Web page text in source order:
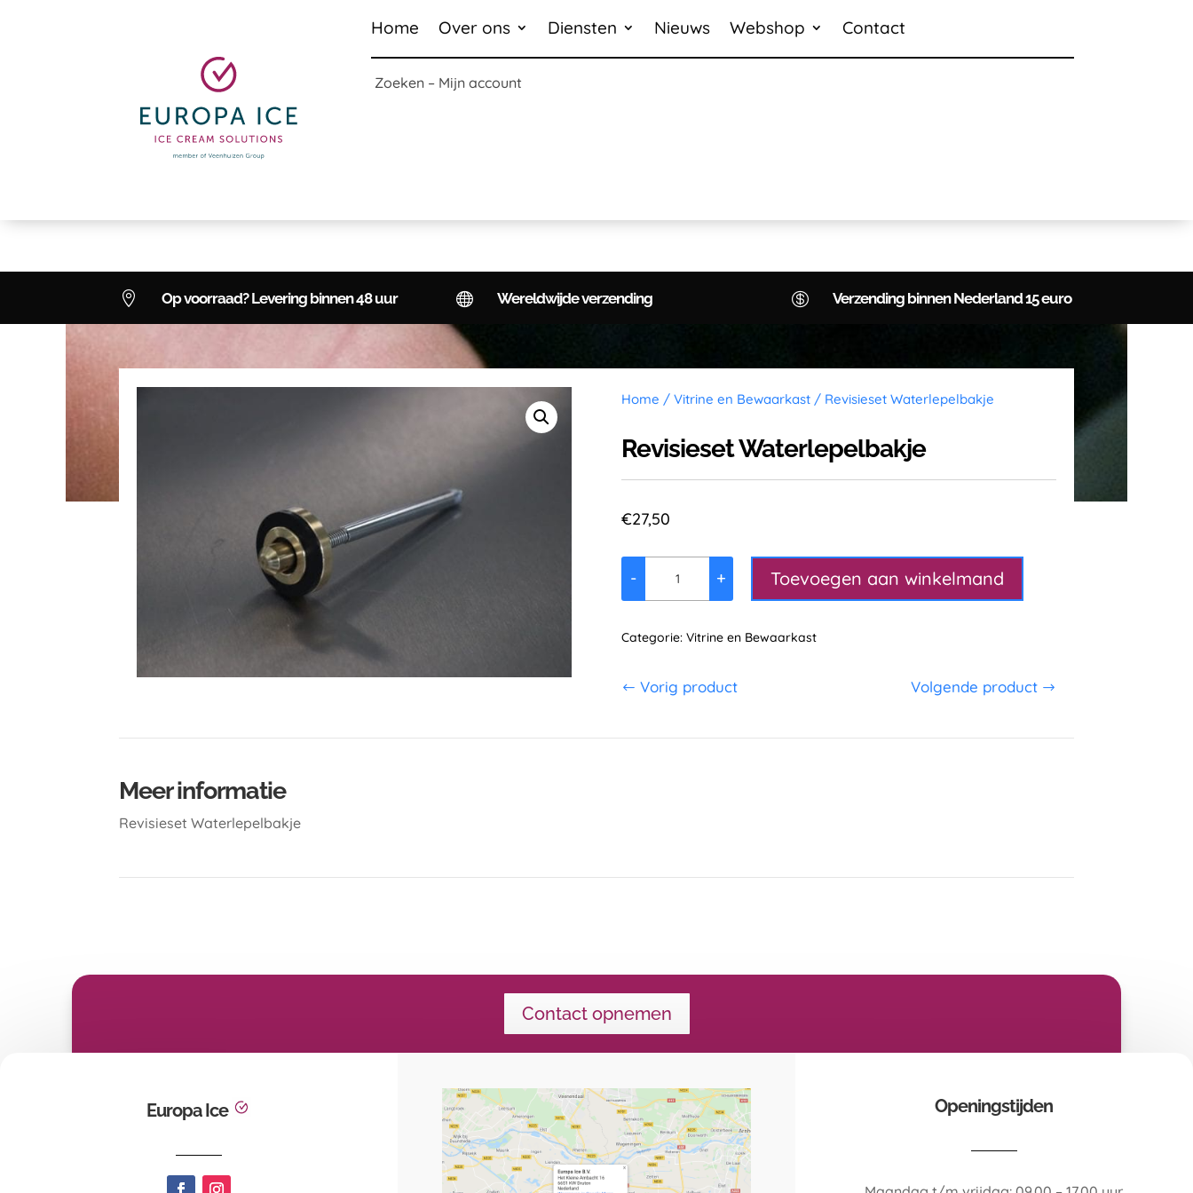
Home Over ons Diensten Nieuws Webshop Contact
Zoeken– Mijn account
 Op voorraad? Levering binnen 48 uur  Wereldwijde verzending  Verzending binnen Nederland 15 euro
Home /Vitrine en Bewaarkast / Revisieset Waterlepelbakje
Revisieset Waterlepelbakje
€27,50
Revisieset
aantal
- + Toevoegen aan winkelmand
Categorie:Vitrine en Bewaarkast
Vorig product Volgende product
Meer informatie
Revisieset Waterlepelbakje
Contact opnemen
Europa Ice Openingstijden